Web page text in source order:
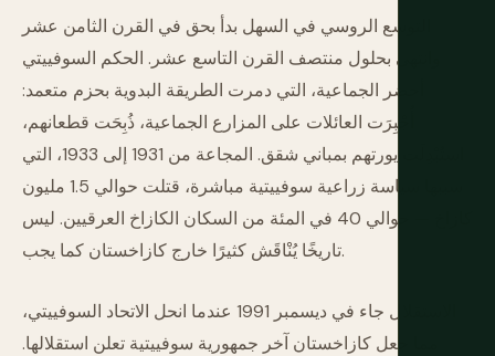
التوسع الروسي في السهل بدأ بحق في القرن الثامن عشر
وانتهى بحلول منتصف القرن التاسع عشر. الحكم السوفييتي
أحضر الجماعية، التي دمرت الطريقة البدوية بحزم متعمد:
أُجْبِرَت العائلات على المزارع الجماعية، ذُبِحَت قطعانهم،
استُبْدِلَت يورتهم بمباني شقق. المجاعة من 1931 إلى 1933، التي
سببها سياسة زراعية سوفييتية مباشرة، قتلت حوالي 1.5 مليون
كازاخ — حوالي 40 في المئة من السكان الكازاخ العرقيين. ليس
تاريخًا يُنْاقَش كثيرًا خارج كازاخستان كما يجب.
الاستقلال جاء في ديسمبر 1991 عندما انحل الاتحاد السوفييتي،
مما جعل كازاخستان آخر جمهورية سوفييتية تعلن استقلالها.